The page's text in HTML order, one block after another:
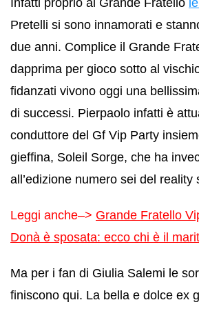
Pretelli si sono innamorati e
due anni. Complice il Grande
dapprima per gioco sotto al
fidanzati vivono oggi una
di successi. Pierpaolo infatti è
conduttore del Gf Vip Party
gieffina, Soleil Sorge, che ha
all’edizione numero sei del reality
Leggi anche–> Grande Fratello
Donà è sposata: ecco chi è il
Ma per i fan di Giulia Salemi le
finiscono qui. La bella e dolce ex